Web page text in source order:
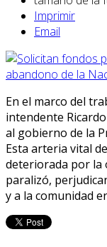
Imprimir
Email
En el marco del
intendente
al gobierno de la
Esta arteria vital
deteriorada por la
paralizó,
y a la comunidad